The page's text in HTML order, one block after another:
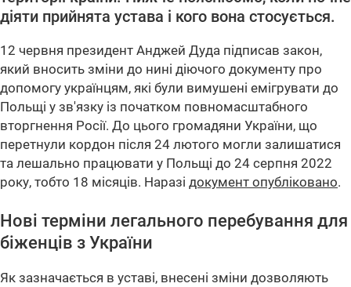
діяти прийнята устава і кого вона стосується.
12 червня президент Анджей Дуда підписав закон,
який вносить зміни до нині діючого документу про
допомогу українцям, які були вимушені емігрувати до
Польщі у зв'язку із початком повномасштабного
вторгнення Росії. До цього громадяни України, що
перетнули кордон після 24 лютого могли залишатися
та лешально працювати у Польщі до 24 серпня 2022
року, тобто 18 місяців. Наразі документ опубліковано.
Нові терміни легального перебування для
біженців з України
Як зазначається в уставі, внесені зміни дозволяють